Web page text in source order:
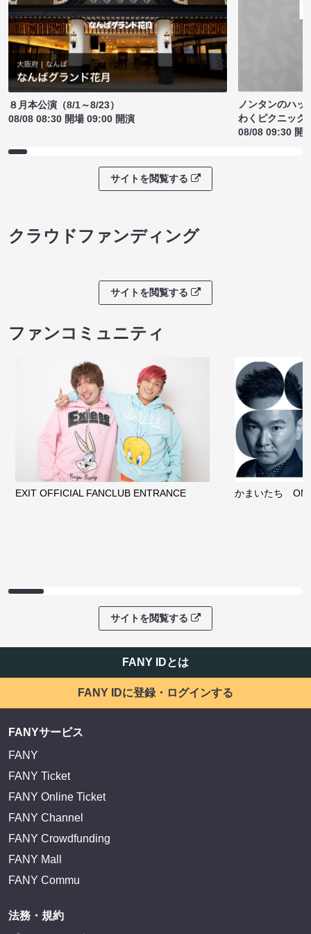
８月本公演（8/1～8/23）
08/08 08:30 開場 09:00 開演
ノンタンのハッ
わくピクニック
08/08 09:30 開
サイトを閲覧する
クラウドファンディング
サイトを閲覧する
ファンコミュニティ
EXIT OFFICIAL FANCLUB ENTRANCE かまいたち
サイトを閲覧する
FANY IDとは
FANY IDに登録・ログインする
FANYサービス
FANY
FANY Ticket
FANY Online Ticket
FANY Channel
FANY Crowdfunding
FANY Mall
FANY Commu
法務・規約